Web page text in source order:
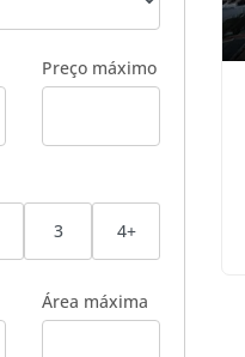
Preço máximo
3 4+
Área máxima